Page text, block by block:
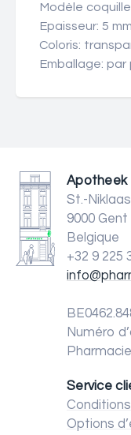
Modèle coquille
Epaisseur: 5 mm
Coloris:
Emballage: par
Apotheek
St.-
9000 Gent
Belgique
+32 9 225
Numéro
Service
Options